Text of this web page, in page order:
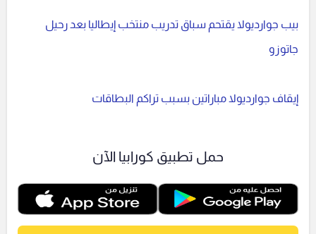
بيب جوارديولا يقتحم سباق تدريب منتخب إيطاليا بعد رحيل
جاتوزو
إيقاف جوارديولا مباراتين بسبب تراكم البطاقات
حمل تطبيق كورابيا الآن